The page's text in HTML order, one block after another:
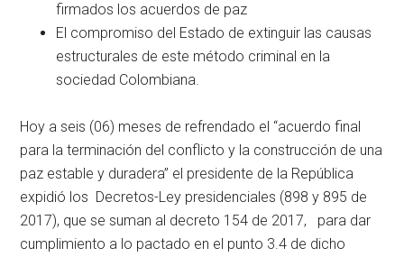
firmados los acuerdos de paz
El compromiso del Estado de extinguir las causas
estructurales de este método criminal en la
sociedad Colombiana.
Hoy a seis (06) meses de refrendado el “acuerdo final
para la terminación del conflicto y la construcción de una
paz estable y duradera” el presidente de la República
expidió los Decretos-Ley presidenciales (898 y 895 de
2017), que se suman al decreto 154 de 2017, para dar
cumplimiento a lo pactado en el punto 3.4 de dicho